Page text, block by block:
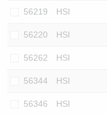
56219 HSI
56220 HSI
56262 HSI
56344 HSI
56346 HSI